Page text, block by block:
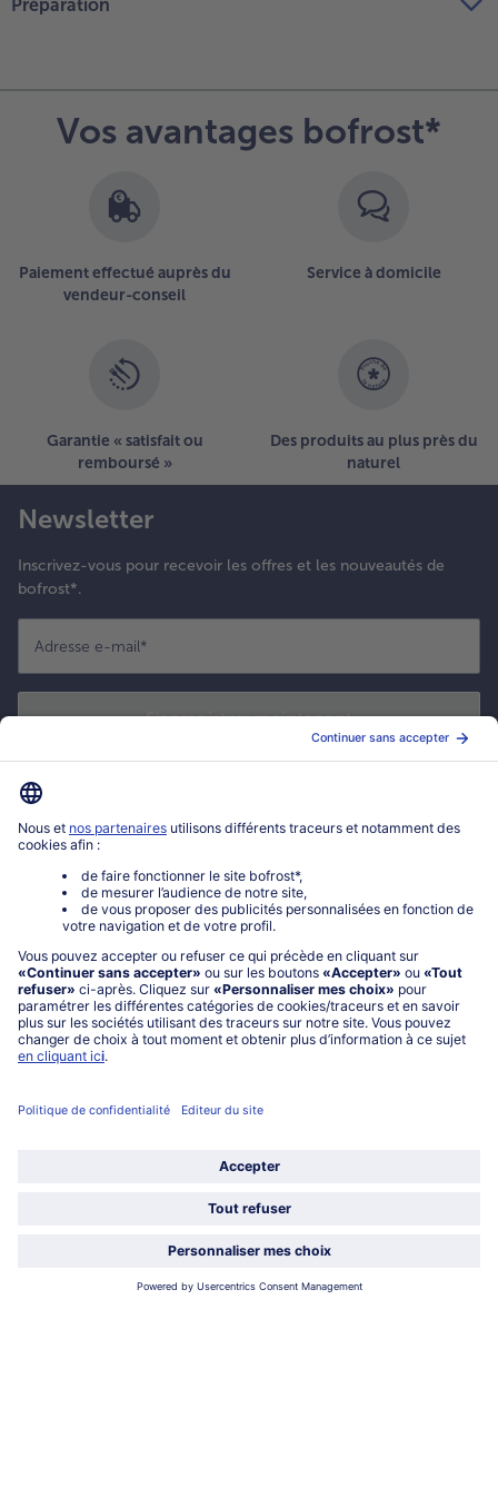
Préparation
Vos avantages bofrost*
Paiement effectué auprès du
vendeur-conseil
Service à domicile
Garantie « satisfait ou
remboursé »
Des produits au plus près du
naturel
Newsletter
Inscrivez-vous pour recevoir les offres et les nouveautés de
bofrost*.
Adresse e-mail*
S'enregistrer maintenant
Mon compte bofrost*
service@bofrost.fr
0801 902 406
Lu-Ve : 9h - 20h (appel non surtaxé)